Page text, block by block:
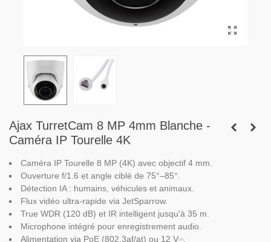
Ajax TurretCam 8 MP 4mm Blanche -
Caméra IP Tourelle 4K
Caméra IP Tourelle 8 MP (4K) avec objectif 4 mm.
Ouverture f/1.6 et angle ciblé de 75°–85°.
Détection IA : humains, véhicules et animaux.
Flux vidéo ultra-rapide via JetSparrow.
True WDR (120 dB) et IR intelligent jusqu'à 35 m.
Microphone intégré pour enregistrement audio.
Alimentation via PoE (802.3af/at) ou 12 V⎓.